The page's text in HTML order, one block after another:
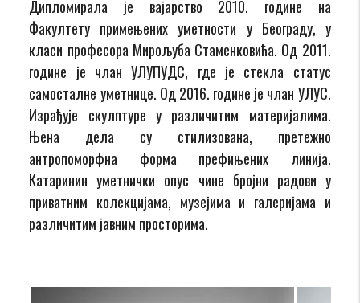
Дипломирала је вајарство 2010. године на
Факултету примењених уметности у Београду, у
класи професора Мирољуба Стаменковића. Од 2011.
године је члан УЛУПУДС, где је стекла статус
самосталне уметнице. Од 2016. године је члан УЛУС.
Израђује скулптуре у различитим материјалима.
Њена дела су стилизована, претежно
антропоморфна форма префињених линија.
Катаринин уметнички опус чине бројни радови у
приватним колекцијама, музејима и галеријама и
различитим јавним просторима.